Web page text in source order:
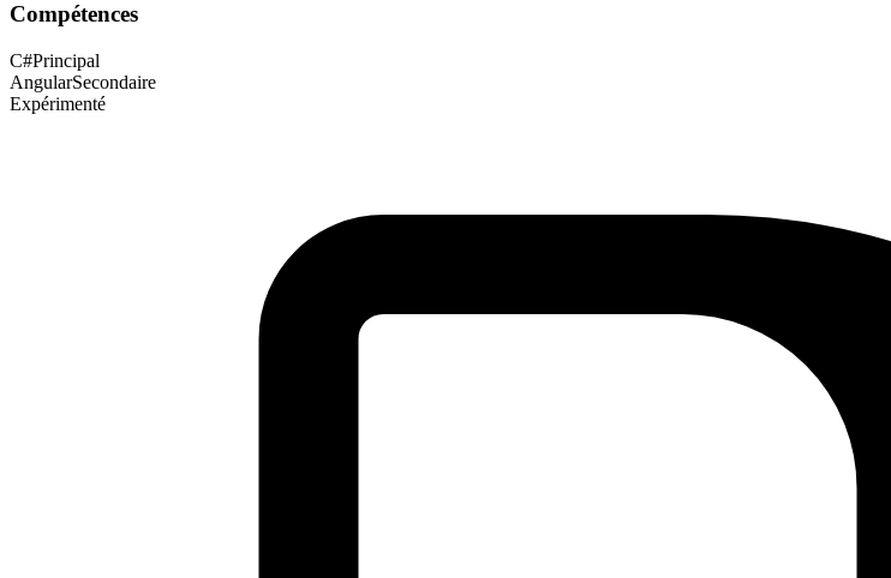
Compétences
C#Principal
AngularSecondaire
Expérimenté